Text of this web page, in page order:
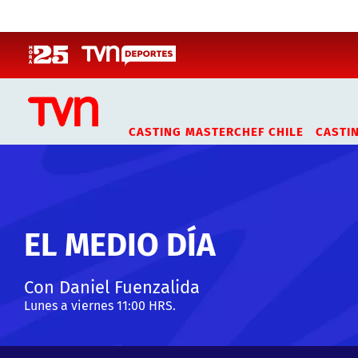
CASTING MASTERCHEF CHILE
EL MEDIO DÍA
Con Daniel Fuenzalida
Lunes a viernes 11:00 HRS.